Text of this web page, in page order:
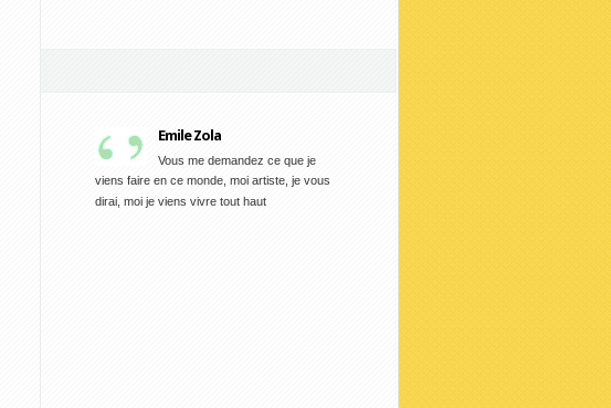
Emile Zola
Vous me demandez ce que je
viens faire en ce monde, moi artiste, je vous
dirai, moi je viens vivre tout haut